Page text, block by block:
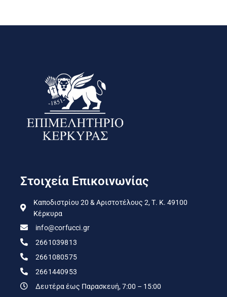
Στοιχεία Επικοινωνίας
Καποδιστρίου 20 & Αριστοτέλους 2, Τ. Κ. 49100
Κέρκυρα
info@corfucci.gr
2661039813
2661080575
2661440953
Δευτέρα έως Παρασκευή, 7:00 – 15:00